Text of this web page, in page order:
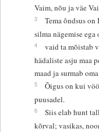
Vaim, nõu ja väe
3
Tema õndsus on
silma nägemise
4
vaid ta mõistab
hädaliste asju maa
maad ja surmab
5
Õigus on kui
puusadel.
6
Siis elab hunt
kõrval; vasikas,